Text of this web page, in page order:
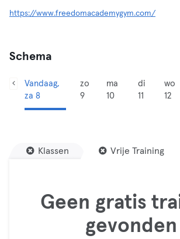
https://www.freedomacademygym.com/
Schema
Vandaag,
za 8
zo
9
ma
10
di
11
wo
12
Klassen Vrije Training
Geen gratis
gevonden